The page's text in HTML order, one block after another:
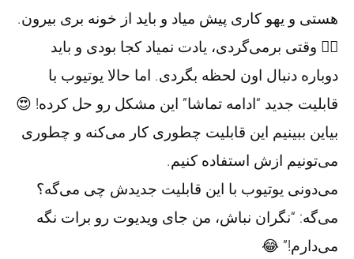
هستی و یهو کاری پیش میاد و باید از خونه بری بیرون.
🤦‍♂️ وقتی برمی‌گردی، یادت نمیاد کجا بودی و باید
دوباره دنبال اون لحظه بگردی. اما حالا یوتیوب با
قابلیت جدید “ادامه تماشا” این مشکل رو حل کرده! 😍
بیاین ببینیم این قابلیت چطوری کار می‌کنه و چطوری
می‌تونیم ازش استفاده کنیم.
می‌دونی یوتیوب با این قابلیت جدیدش چی می‌گه؟
می‌گه: “نگران نباش، من جای ویدیوت رو برات نگه
می‌دارم!” 😂